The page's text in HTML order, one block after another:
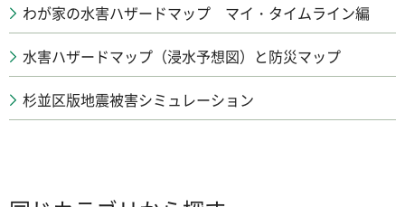
わが家の水害ハザードマップ マイ・タイムライン編
水害ハザードマップ（浸水予想図）と防災マップ
杉並区版地震被害シミュレーション